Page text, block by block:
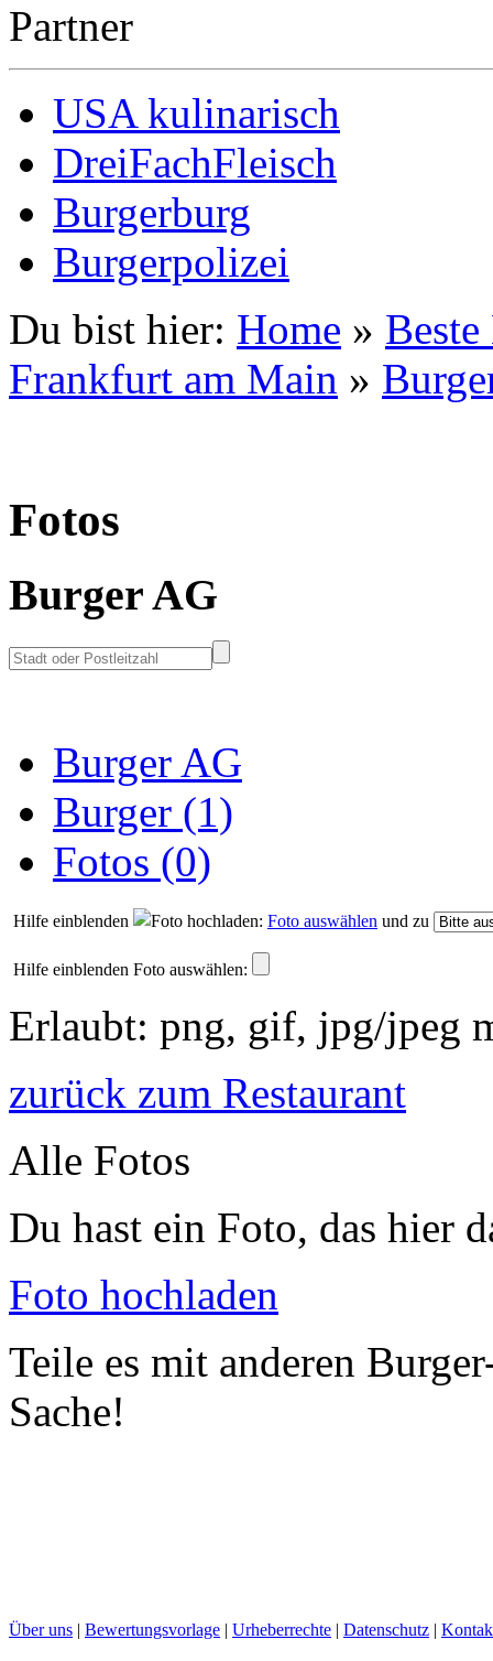
Partner
USA kulinarisch
DreiFachFleisch
Burgerburg
Burgerpolizei
Du bist hier: Home »
Frankfurt am Main »
Fotos
Burger AG
Burger AG
Burger (1)
Fotos (0)
Hilfe einblenden Foto auswählen und zu
Hilfe einblenden Foto auswählen:
Erlaubt: png, gif, jpg/jpeg
zurück zum Restaurant
Alle Fotos
Du hast ein Foto, das hier
Foto hochladen
Teile es mit anderen
Sache!
Über uns | Bewertungsvorlage | Urheberrechte | Datenschutz |